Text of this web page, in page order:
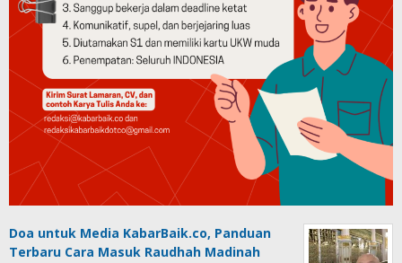
Doa untuk Media KabarBaik.co, Panduan
Terbaru Cara Masuk Raudhah Madinah